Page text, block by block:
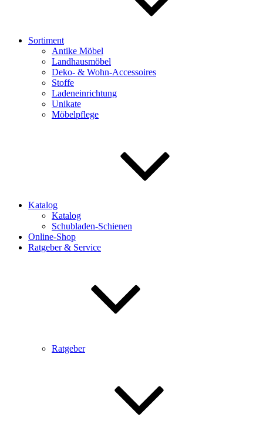
Sortiment
Antike Möbel
Landhausmöbel
Deko- & Wohn-Accessoires
Stoffe
Ladeneinrichtung
Unikate
Möbelpflege
Katalog
Katalog
Schubladen-Schienen
Online-Shop
Ratgeber & Service
Ratgeber